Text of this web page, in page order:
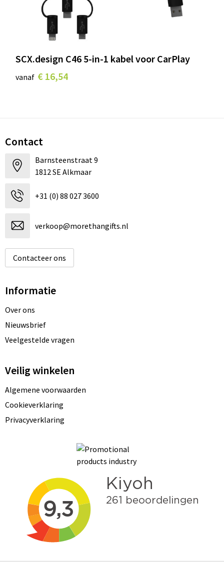
SCX.design C46 5-in-1 kabel voor CarPlay
vanaf € 16,54
Contact
Barnsteenstraat 9
1812 SE Alkmaar
+31 (0) 88 027 3600
verkoop@morethangifts.nl
Contacteer ons
Informatie
Over ons
Nieuwsbrief
Veelgestelde vragen
Veilig winkelen
Algemene voorwaarden
Cookieverklaring
Privacyverklaring